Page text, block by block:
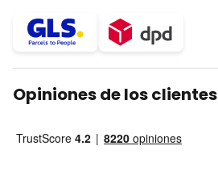
Opiniones de los clientes